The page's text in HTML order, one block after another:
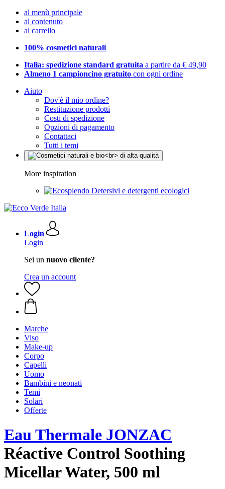
al menù principale
al contenuto
al carrello
100% cosmetici naturali
Italia: spedizione standard gratuita a partire da € 49,90
Almeno 1 campioncino gratuito con ogni ordine
Aiuto
Dov'è il mio ordine?
Restituzione prodotti
Costi di spedizione
Opzioni di pagamento
Contattaci
Tutti i temi
More inspiration
Detersivi e detergenti ecologici
Login
Login
Sei un nuovo cliente?
Crea un account
Marche
Viso
Make-up
Corpo
Capelli
Uomo
Bambini e neonati
Temi
Solari
Offerte
Eau Thermale JONZAC
Réactive Control Soothing
Micellar Water, 500 ml